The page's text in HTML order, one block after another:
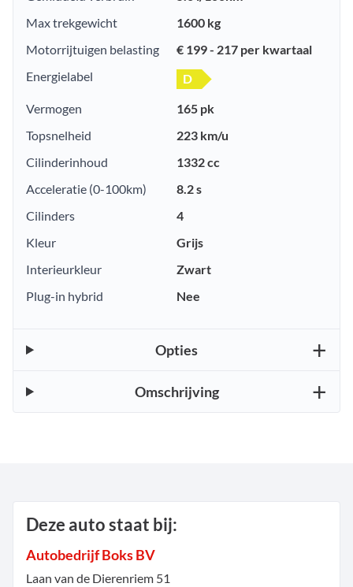
Max trekgewicht
1600 kg
Motorrijtuigen belasting
€ 199 - 217 per kwartaal
Energielabel
D
Vermogen
165 pk
Topsnelheid
223 km/u
Cilinderinhoud
1332 cc
Acceleratie (0-100km)
8.2 s
Cilinders
4
Kleur
Grijs
Interieurkleur
Zwart
Plug-in hybrid
Nee
Opties
Omschrijving
Deze auto staat bij:
Autobedrijf Boks BV
Laan van de Dierenriem 51